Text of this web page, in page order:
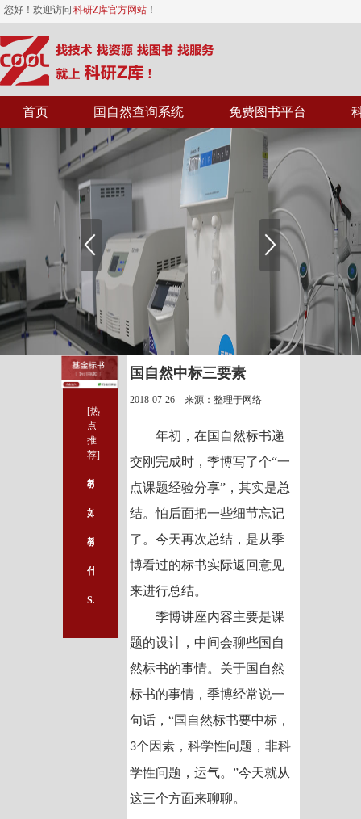
您好！欢迎访问 科研Z库官方网站 ！
首页 国自然查询系统 免费图书平台
[热
点
推
荐]
SCI论文投稿全过程，你真的了解吗？
国自然中标三要素
2018-07-26 来源：整理于网络
年初，在国自然标书递
交刚完成时，季博写了个“一
点课题经验分享”，其实是总
结。怕后面把一些细节忘记
了。今天再次总结，是从季
博看过的标书实际返回意见
来进行总结。
季博讲座内容主要是课
题的设计，中间会聊些国自
然标书的事情。关于国自然
标书的事情，季博经常说一
句话，“国自然标书要中标，
3个因素，科学性问题，非科
学性问题，运气。”今天就从
这三个方面来聊聊。